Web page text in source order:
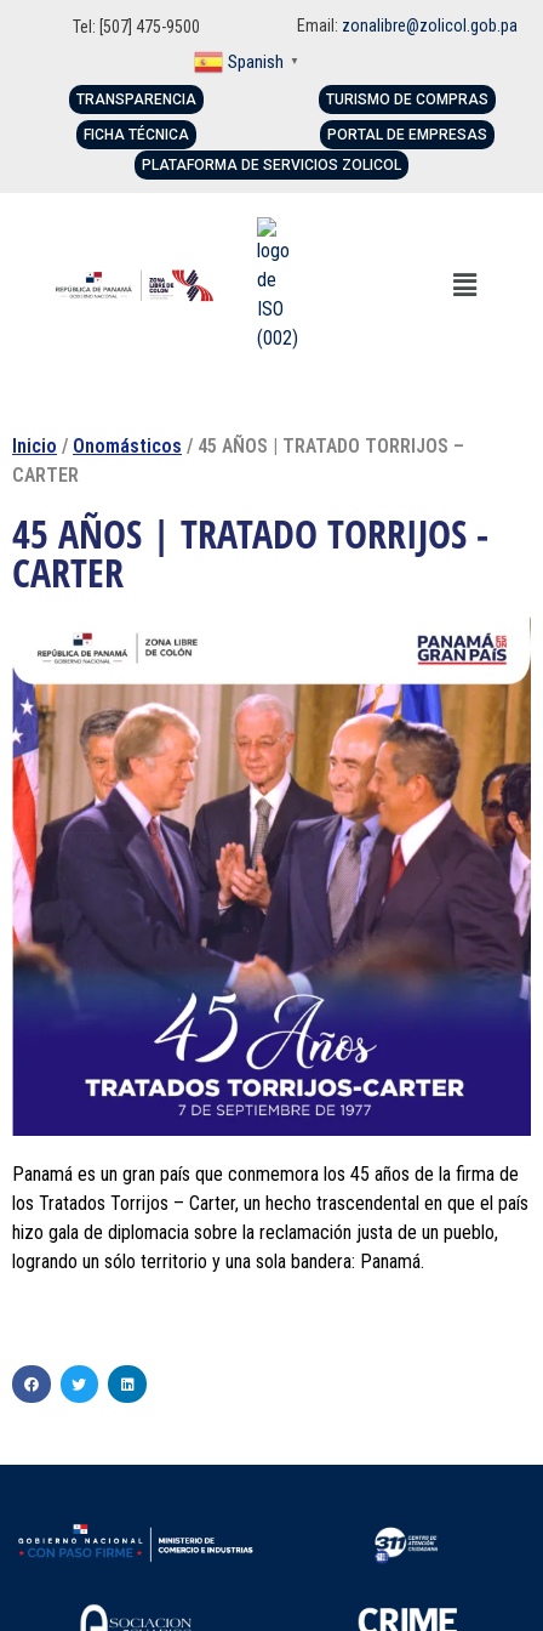
Tel: [507] 475-9500 Email: zonalibre@zolicol.gob.pa
Spanish ▼
TRANSPARENCIA
FICHA TÉCNICA
TURISMO DE COMPRAS
PORTAL DE EMPRESAS
PLATAFORMA DE SERVICIOS ZOLICOL
Inicio / Onomásticos / 45 AÑOS | TRATADO TORRIJOS –
CARTER
45 AÑOS | TRATADO TORRIJOS -
CARTER
Panamá es un gran país que conmemora los 45 años de la firma de
los Tratados Torrijos – Carter, un hecho trascendental en que el país
hizo gala de diplomacia sobre la reclamación justa de un pueblo,
logrando un sólo territorio y una sola bandera: Panamá.